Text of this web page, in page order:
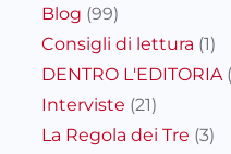
Blog (99)
Consigli di lettura (1)
DENTRO L'EDITORIA
Interviste (21)
La Regola dei Tre (3)